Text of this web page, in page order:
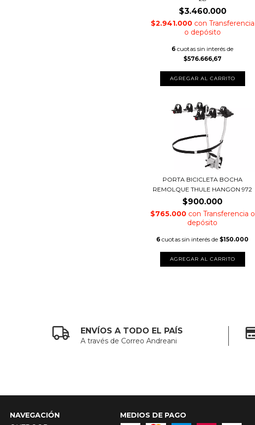
$3.460.000
$2.941.000 con Transferencia
o depósito
6 cuotas sin interés de
$576.666,67
AGREGAR AL CARRITO
PORTA BICICLETA BOCHA
REMOLQUE THULE HANGON 972
$900.000
$765.000 con Transferencia o
depósito
6 cuotas sin interés de $150.000
ENVÍOS A TODO EL PAÍS
A través de Correo Andreani
NAVEGACIÓN
MEDIOS DE PAGO